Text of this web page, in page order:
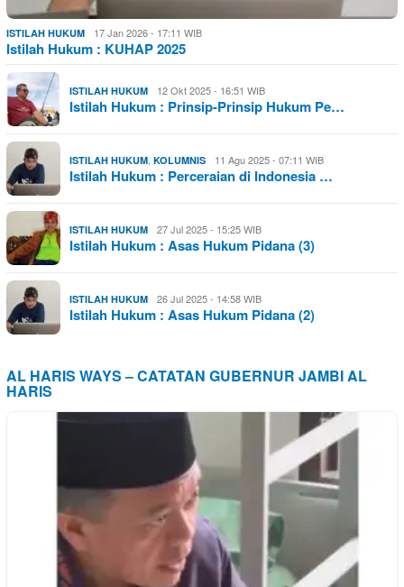
ISTILAH HUKUM 17 Jan 2026 - 17:11 WIB
Istilah Hukum : KUHAP 2025
ISTILAH HUKUM 12 Okt 2025 - 16:51 WIB
Istilah Hukum : Prinsip-Prinsip Hukum Pe…
ISTILAH HUKUM, KOLUMNIS 11 Agu 2025 - 07:11 WIB
Istilah Hukum : Perceraian di Indonesia …
ISTILAH HUKUM 27 Jul 2025 - 15:25 WIB
Istilah Hukum : Asas Hukum Pidana (3)
ISTILAH HUKUM 26 Jul 2025 - 14:58 WIB
Istilah Hukum : Asas Hukum Pidana (2)
AL HARIS WAYS – CATATAN GUBERNUR JAMBI AL
HARIS